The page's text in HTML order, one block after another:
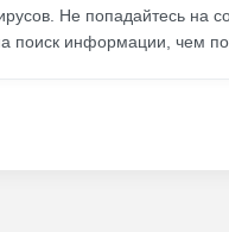
Не попадайтесь на
поиск информации, чем